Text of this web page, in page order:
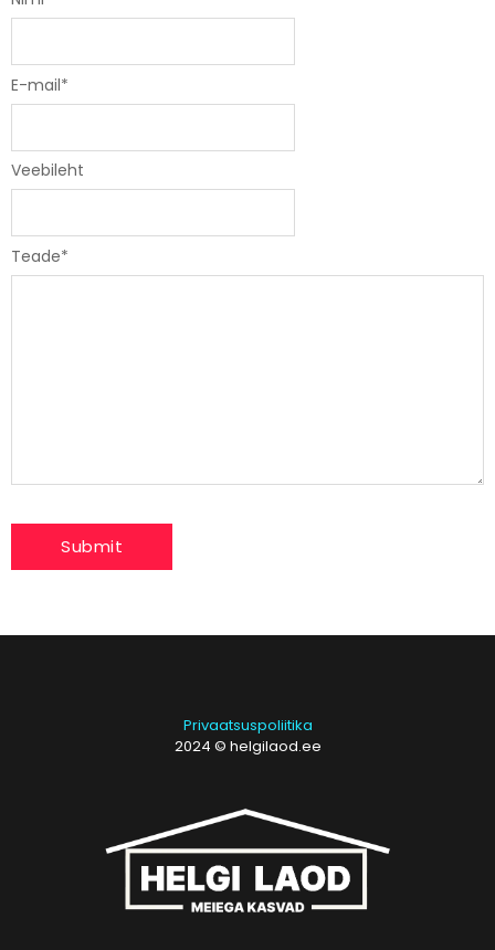
Teade*
E-mail*
Veebileht
Privaatsuspoliitika
2024 © helgilaod.ee